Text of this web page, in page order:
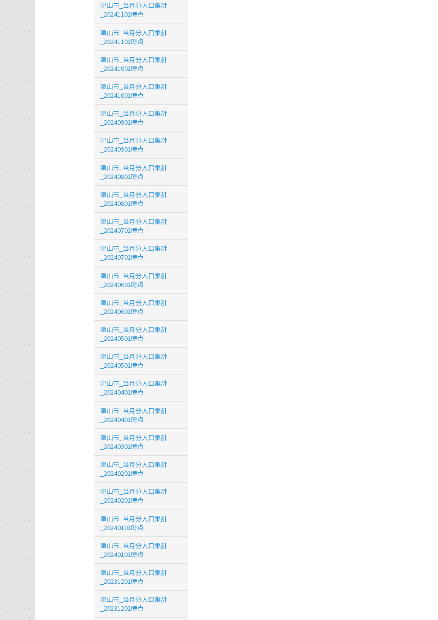
津山市_当月分人口集計
_20241101時点
津山市_当月分人口集計
_20241101時点
津山市_当月分人口集計
_20241001時点
津山市_当月分人口集計
_20241001時点
津山市_当月分人口集計
_20240901時点
津山市_当月分人口集計
_20240901時点
津山市_当月分人口集計
_20240801時点
津山市_当月分人口集計
_20240801時点
津山市_当月分人口集計
_20240701時点
津山市_当月分人口集計
_20240701時点
津山市_当月分人口集計
_20240601時点
津山市_当月分人口集計
_20240601時点
津山市_当月分人口集計
_20240501時点
津山市_当月分人口集計
_20240501時点
津山市_当月分人口集計
_20240401時点
津山市_当月分人口集計
_20240401時点
津山市_当月分人口集計
_20240301時点
津山市_当月分人口集計
_20240201時点
津山市_当月分人口集計
_20240201時点
津山市_当月分人口集計
_20240101時点
津山市_当月分人口集計
_20240101時点
津山市_当月分人口集計
_20231201時点
津山市_当月分人口集計
_20231201時点